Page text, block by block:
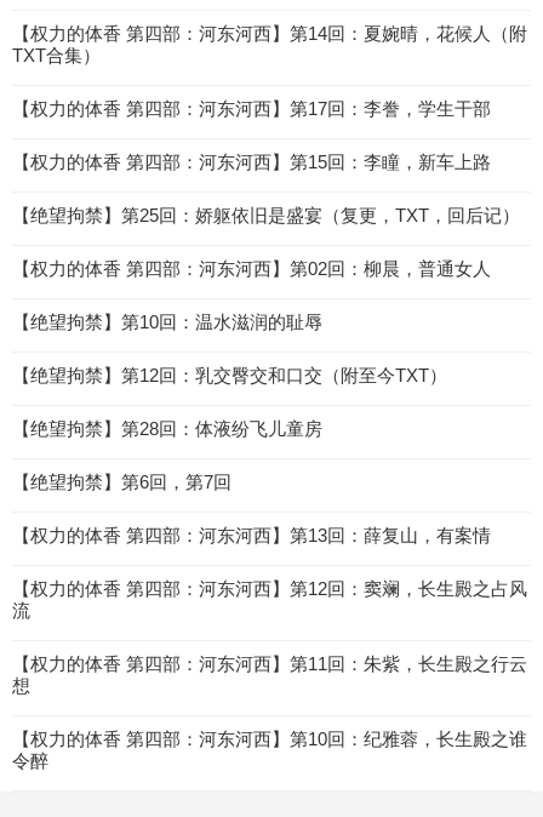
【权力的体香 第四部：河东河西】第14回：夏婉晴，花候人（附
TXT合集）
【权力的体香 第四部：河东河西】第17回：李誊，学生干部
【权力的体香 第四部：河东河西】第15回：李瞳，新车上路
【绝望拘禁】第25回：娇躯依旧是盛宴（复更，TXT，回后记）
【权力的体香 第四部：河东河西】第02回：柳晨，普通女人
【绝望拘禁】第10回：温水滋润的耻辱
【绝望拘禁】第12回：乳交臀交和口交（附至今TXT）
【绝望拘禁】第28回：体液纷飞儿童房
【绝望拘禁】第6回，第7回
【权力的体香 第四部：河东河西】第13回：薛复山，有案情
【权力的体香 第四部：河东河西】第12回：窦斓，长生殿之占风
流
【权力的体香 第四部：河东河西】第11回：朱紫，长生殿之行云
想
【权力的体香 第四部：河东河西】第10回：纪雅蓉，长生殿之谁
令醉